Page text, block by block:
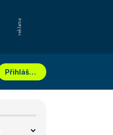
Přihlášení